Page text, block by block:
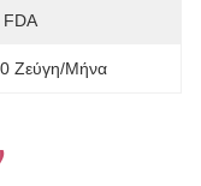
FDA
Ζεύγη/μήνα